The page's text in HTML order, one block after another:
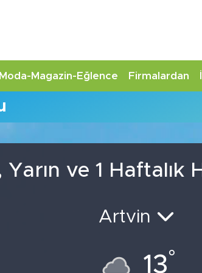
Moda-Magazin-Eğlence Firmalardan
ve 1 Haftalık
Artvin
13°